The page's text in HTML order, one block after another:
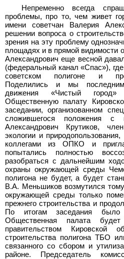
Непременно всегда
проблемы, про то, чем живет
имени советчан Валерия
решении вопроса о
зрения на эту проблему
площадях и в прямой видимости
Александрович еще весной
(федеральный канал «Спас»),
советском полигоне и
Поделились и мы
движения «Чистый
Общественную палату
заседании, организованном
сложившегося положения с
Александрович Крутиков,
экологии и
коллегами из ОПКО и
попытались полностью
разобраться с дальнейшим
охраны окружающей среды
полигона не будет, а будет
В.А. Меньшиков возмутился
окружающей среды только
прежнего строительства и
По итогам заседания
Общественная палата будет
правительством
строительства полигона ТБО
связанного со сбором и
районе. Председатель